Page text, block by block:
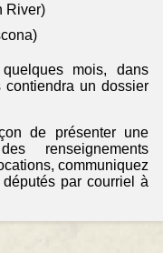
River)
mois, dans
contiendra un dossier
de présenter une
renseignements
communiquez
par courriel à